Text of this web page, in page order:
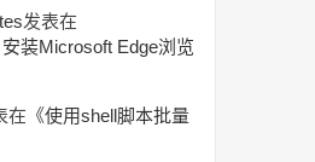
发表在
装Microsoft Edge浏览
在《使用shell脚本批量